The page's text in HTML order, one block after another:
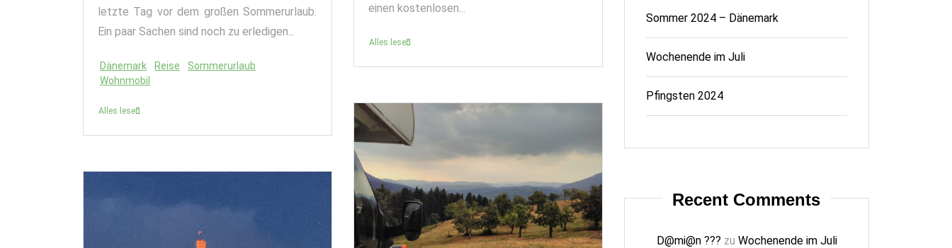
letzte Tag vor dem großen Sommerurlaub.
Ein paar Sachen sind noch zu erledigen...
Dänemark Reise
Sommerurlaub
Wohnmobil
Alles lesen
einen kostenlosen...
Alles lesen
Sommer 2024 – Dänemark
Wochenende im Juli
Pfingsten 2024
Recent Comments
D@mi@n ??? zu Wochenende im Juli